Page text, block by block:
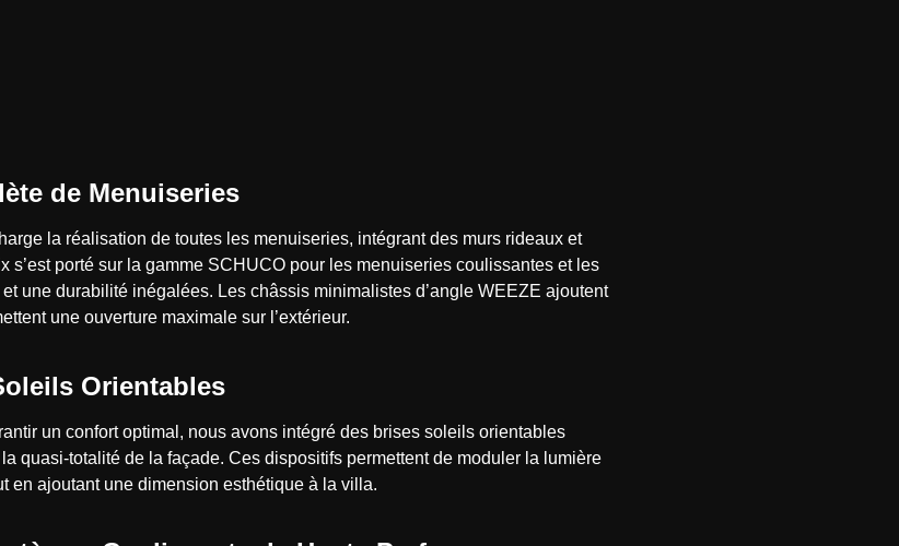
de Menuiseries
la réalisation de toutes les menuiseries, intégrant des murs rideaux et
s’est porté sur la gamme SCHUCO pour les menuiseries coulissantes et les
une durabilité inégalées. Les châssis minimalistes d’angle WEEZE ajoutent
une ouverture maximale sur l’extérieur.
Orientables
un confort optimal, nous avons intégré des brises soleils orientables
quasi-totalité de la façade. Ces dispositifs permettent de moduler la lumière
en ajoutant une dimension esthétique à la villa.